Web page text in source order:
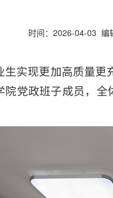
时间：2026-04-03 编
生实现更加高质量
党政班子成员，